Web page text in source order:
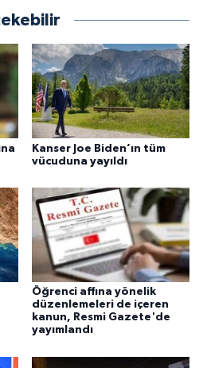
Kanser Joe Biden’ın tüm
vücuduna yayıldı
Öğrenci affına yönelik
düzenlemeleri de içeren
kanun, Resmi Gazete'de
yayımlandı